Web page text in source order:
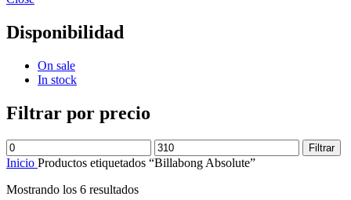
Disponibilidad
On sale
In stock
Filtrar por precio
Precio
mínimo
Precio
máximo
Filtrar
Inicio Productos etiquetados “Billabong Absolute”
Mostrando los 6 resultadosOrdenado